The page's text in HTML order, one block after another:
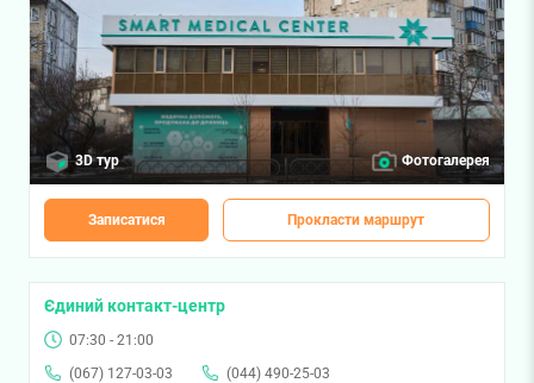
3D тур Фотогалерея
Записатися Прокласти маршрут
Єдиний контакт-центр
07:30 - 21:00
(067) 127-03-03
(044) 490-25-03